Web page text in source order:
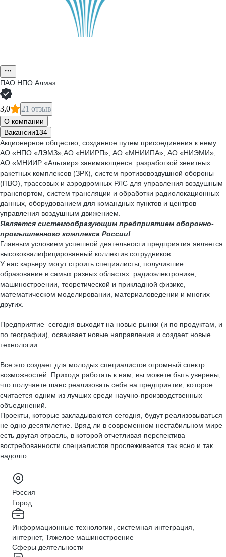
ПАО НПО Алмаз
3,0 21 отзыв
О компании
Вакансии134
Акционерное общество, созданное путем присоединения к нему:
АО «НПО «ЛЭМЗ»,АО «НИИРП», АО «МНИИПА», АО «НИЭМИ»,
АО «МНИИР «Альтаир» занимающееся разработкой зенитных
ракетных комплексов (ЗРК), систем противовоздушной обороны
(ПВО), трассовых и аэродромных РЛС для управления воздушным
транспортом, систем трансляции и обработки радиолокационных
данных, оборудованием для командных пунктов и центров
управления воздушным движением.
Является системообразующим предприятием оборонно-
промышленного комплекса России!
Главным условием успешной деятельности предприятия является
высококвалифицированный коллектив сотрудников.
У нас карьеру могут строить специалисты, получившие
образование в самых разных областях: радиоэлектронике,
машиностроении, теоретической и прикладной физике,
математическом моделировании, материаловедении и многих
других.
Предприятие сегодня выходит на новые рынки (и по продуктам, и
по географии), осваивает новые направления и создает новые
технологии.
Все это создает для молодых специалистов огромный спектр
возможностей. Приходя работать к нам, вы можете быть уверены,
что получаете шанс реализовать себя на предприятии, которое
считается одним из лучших среди научно-производственных
объединений.
Проекты, которые закладываются сегодня, будут реализовываться
не одно десятилетие. Вряд ли в современном нестабильном мире
есть другая отрасль, в которой отчетливая перспектива
востребованности специалистов прослеживается так ясно и так
надолго.
Россия
Город
Информационные технологии, системная интеграция,
интернет, Тяжелое машиностроение
Сферы деятельности